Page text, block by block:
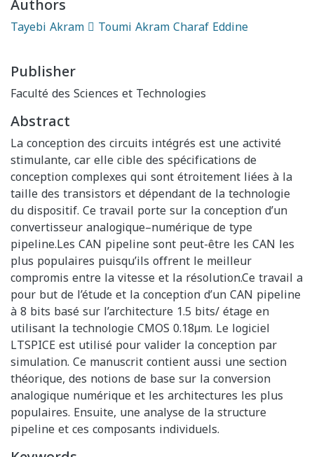
Tayebi Akram  Toumi Akram Charaf Eddine
Publisher
Faculté des Sciences et Technologies
Abstract
La conception des circuits intégrés est une activité
stimulante, car elle cible des spécifications de
conception complexes qui sont étroitement liées à la
taille des transistors et dépendant de la technologie
du dispositif. Ce travail porte sur la conception d’un
convertisseur analogique–numérique de type
pipeline.Les CAN pipeline sont peut-être les CAN les
plus populaires puisqu’ils offrent le meilleur
compromis entre la vitesse et la résolution.Ce travail a
pour but de l’étude et la conception d’un CAN pipeline
à 8 bits basé sur l’architecture 1.5 bits/ étage en
utilisant la technologie CMOS 0.18μm. Le logiciel
LTSPICE est utilisé pour valider la conception par
simulation. Ce manuscrit contient aussi une section
théorique, des notions de base sur la conversion
analogique numérique et les architectures les plus
populaires. Ensuite, une analyse de la structure
pipeline et ces composants individuels.